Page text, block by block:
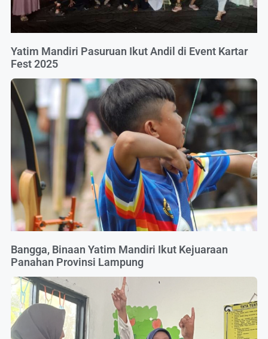
Yatim Mandiri Pasuruan Ikut Andil di Event Kartar
Fest 2025
Bangga, Binaan Yatim Mandiri Ikut Kejuaraan
Panahan Provinsi Lampung